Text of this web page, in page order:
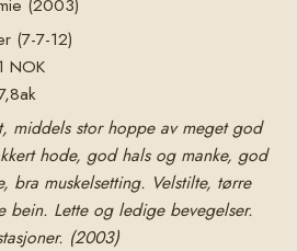
(7-7-12)
NOK
middels stor hoppe av meget god
hode, god hals og manke, god
bra muskelsetting. Velstilte, tørre
bein. Lette og ledige bevegelser.
(2003)